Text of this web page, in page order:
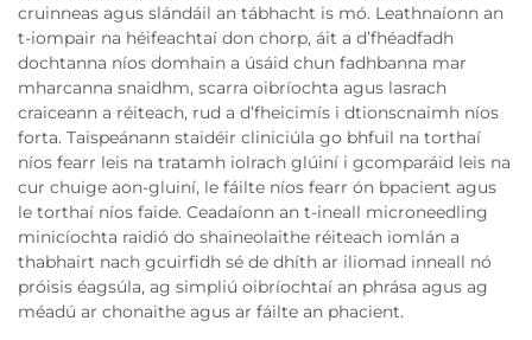
cruinneas agus slándáil an tábhacht is mó. Leathnaíonn an
t-iompair na héifeachtaí don chorp, áit a d’fhéadfadh
dochtanna níos domhain a úsáid chun fadhbanna mar
mharcanna snaidhm, scarra oibríochta agus lasrach
craiceann a réiteach, rud a d’fheicimís i dtionscnaimh níos
forta. Taispeánann staidéir cliniciúla go bhfuil na torthaí
níos fearr leis na tratamh iolrach glúiní i gcomparáid leis na
cur chuige aon-gluiní, le fáilte níos fearr ón bpacient agus
le torthaí níos faide. Ceadaíonn an t-ineall microneedling
minicíochta raidió do shaineolaithe réiteach iomlán a
thabhairt nach gcuirfidh sé de dhíth ar iliomad inneall nó
próisis éagsúla, ag simpliú oibríochtaí an phrása agus ag
méadú ar chonaithe agus ar fáilte an phacient.